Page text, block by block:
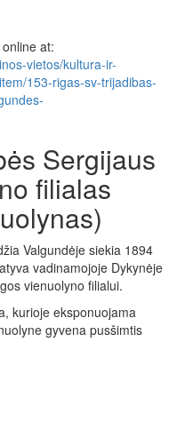
at:
vietos/kultura-ir-
153-rigas-sv-trijadibas-
Sergijaus
filialas
Valgundėje siekia 1894
vadinamojoje Dykynėje
vienuolyno filialui.
kurioje eksponuojama
gyvena pusšimtis